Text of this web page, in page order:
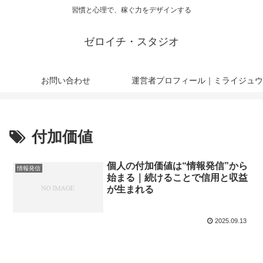
習慣と心理で、稼ぐ力をデザインする
ゼロイチ・スタジオ
お問い合わせ 運営者プロフィール｜ミライジュウ
付加価値
情報発信
個人の付加価値は“情報発信”から
始まる｜続けることで信用と収益
が生まれる
2025.09.13